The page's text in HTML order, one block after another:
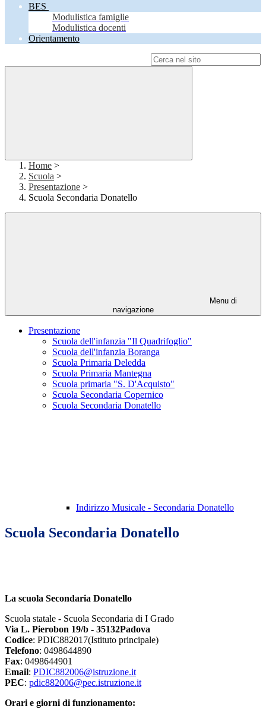
BES
Modulistica famiglie
Modulistica docenti
Orientamento
Home >
Scuola >
Presentazione >
Scuola Secondaria Donatello
Menu di
navigazione
Presentazione
Scuola dell'infanzia "Il Quadrifoglio"
Scuola dell'infanzia Boranga
Scuola Primaria Deledda
Scuola Primaria Mantegna
Scuola primaria "S. D'Acquisto"
Scuola Secondaria Copernico
Scuola Secondaria Donatello
Indirizzo Musicale - Secondaria Donatello
Scuola Secondaria Donatello
La scuola Secondaria Donatello
Scuola statale - Scuola Secondaria di I Grado
Via L. Pierobon 19/b - 35132Padova
Codice: PDIC882017(Istituto principale)
Telefono: 0498644890
Fax: 0498644901
Email: PDIC882006@istruzione.it
PEC: pdic882006@pec.istruzione.it
Orari e giorni di funzionamento: